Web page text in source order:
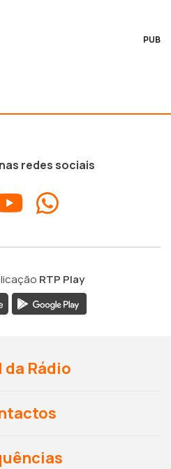
PUB
redes sociais
RTP Play
da Rádio